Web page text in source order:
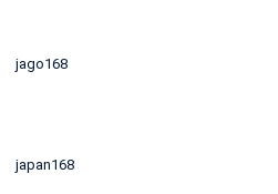
jago168
japan168